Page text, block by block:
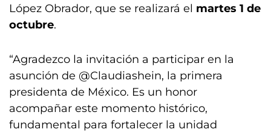
López Obrador, que se realizará el martes 1 de
octubre.
“Agradezco la invitación a participar en la
asunción de @Claudiashein, la primera
presidenta de México. Es un honor
acompañar este momento histórico,
fundamental para fortalecer la unidad